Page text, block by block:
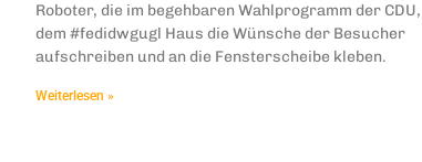
Roboter, die im begehbaren Wahlprogramm der CDU,
dem #fedidwgugl Haus die Wünsche der Besucher
aufschreiben und an die Fensterscheibe kleben.
Weiterlesen »